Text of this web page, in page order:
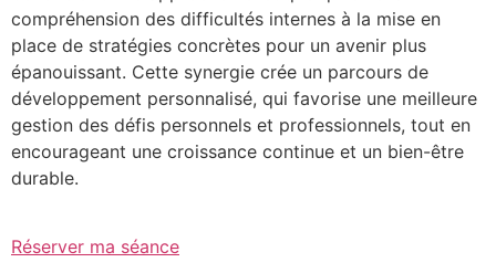
compréhension des difficultés internes à la mise en
place de stratégies concrètes pour un avenir plus
épanouissant. Cette synergie crée un parcours de
développement personnalisé, qui favorise une meilleure
gestion des défis personnels et professionnels, tout en
encourageant une croissance continue et un bien-être
durable.
Réserver ma séance